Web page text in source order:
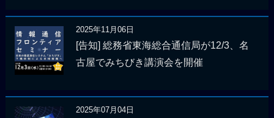
2025年11月06日
[告知] 総務省東海総合通信局が12/3、名
古屋でみちびき講演会を開催
2025年07月04日